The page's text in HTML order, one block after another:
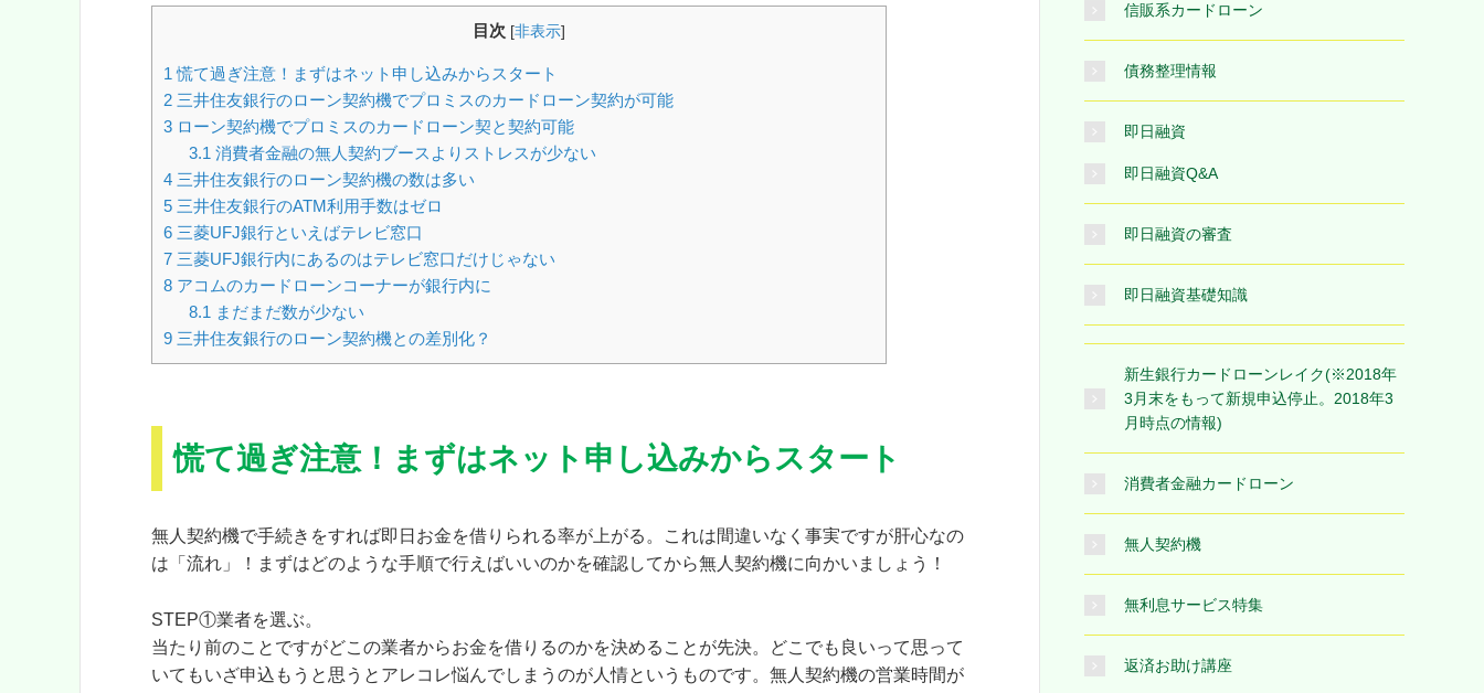
目次 [非表示]
1 慌て過ぎ注意！まずはネット申し込みからスタート
2 三井住友銀行のローン契約機でプロミスのカードローン契約が可能
3 ローン契約機でプロミスのカードローン契と契約可能
3.1 消費者金融の無人契約ブースよりストレスが少ない
4 三井住友銀行のローン契約機の数は多い
5 三井住友銀行のATM利用手数はゼロ
6 三菱UFJ銀行といえばテレビ窓口
7 三菱UFJ銀行内にあるのはテレビ窓口だけじゃない
8 アコムのカードローンコーナーが銀行内に
8.1 まだまだ数が少ない
9 三井住友銀行のローン契約機との差別化？
慌て過ぎ注意！まずはネット申し込みからスタート
無人契約機で手続きをすれば即日お金を借りられる率が上がる。
これは間違いなく事実ですが肝心なの
は「流れ」！まずはどのような手順で行えばいいのかを確認してから無人契約機に向かいましょう！
STEP①業者を選ぶ。
当たり前のことですがどこの業者からお金を借りるのかを決める ことが先決。どこでも良いって思って
いてもいざ申込もうと思うとアレコレ悩んでしまうのが人情というものです。無人契約機の営業時間が
信販系カードローン
債務整理情報
即日融資
即日融資Q&A
即日融資の審査
即日融資基礎知識
新生銀行カードローンレイク(※2018年
3月末をもって新規申込停止。2018年3
月時点の情報)
消費者金融カードローン
無人契約機
無利息サービス特集
返済お助け講座